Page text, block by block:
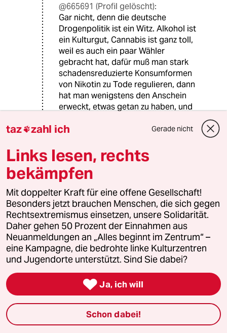
@665691 (Profil gelöscht):
Gar nicht, denn die deutsche
Drogenpolitik ist ein Witz. Alkohol ist
ein Kulturgut, Cannabis ist ganz toll,
weil es auch ein paar Wähler
gebracht hat, dafür muß man stark
schadensreduzierte Konsumformen
von Nikotin zu Tode regulieren, dann
hat man wenigstens den Anschein
erweckt, etwas getan zu haben, und
Interessengruppen zufriedengestellt.
pitpit pat
24.06.2023
@665691 (Profil gelöscht):
Vielleicht, weil Cannabis weder nach
Obstsalat oder Broccoli schmeckt?
Man könnte vermuten, dass der
Gesetzgeber nicht möchte, dass die
Gefahren des Dorgenkonsums unter
Aromen oder Zucker (Alkopops)
verborgen werden.
Wurstfinger Joe
24.06.2023,15:07 Uhr
taz zahl ich Gerade nicht
Links lesen, rechts
bekämpfen
Mit doppelter Kraft für eine offene Gesellschaft!
Besonders jetzt brauchen Menschen, die sich gegen
Rechtsextremismus einsetzen, unsere Solidarität.
Daher gehen 50 Prozent der Einnahmen aus
Neuanmeldungen an „Alles beginnt im Zentrum“ –
eine Kampagne, die bedrohte linke Kulturzentren
und Jugendorte unterstützt. Sind Sie dabei?
 Ja, ich will
Schon dabei!